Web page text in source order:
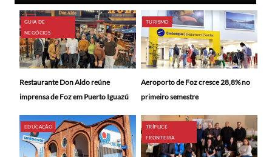
GUIA DE
NEGÓCIOS
Restaurante Don Aldo reúne
imprensa de Foz em Puerto Iguazú
TURISMO
Aeroporto de Foz cresce 28,8% no
primeiro semestre
EDUCAÇÃO
TRÍPLICE
FRONTEIRA